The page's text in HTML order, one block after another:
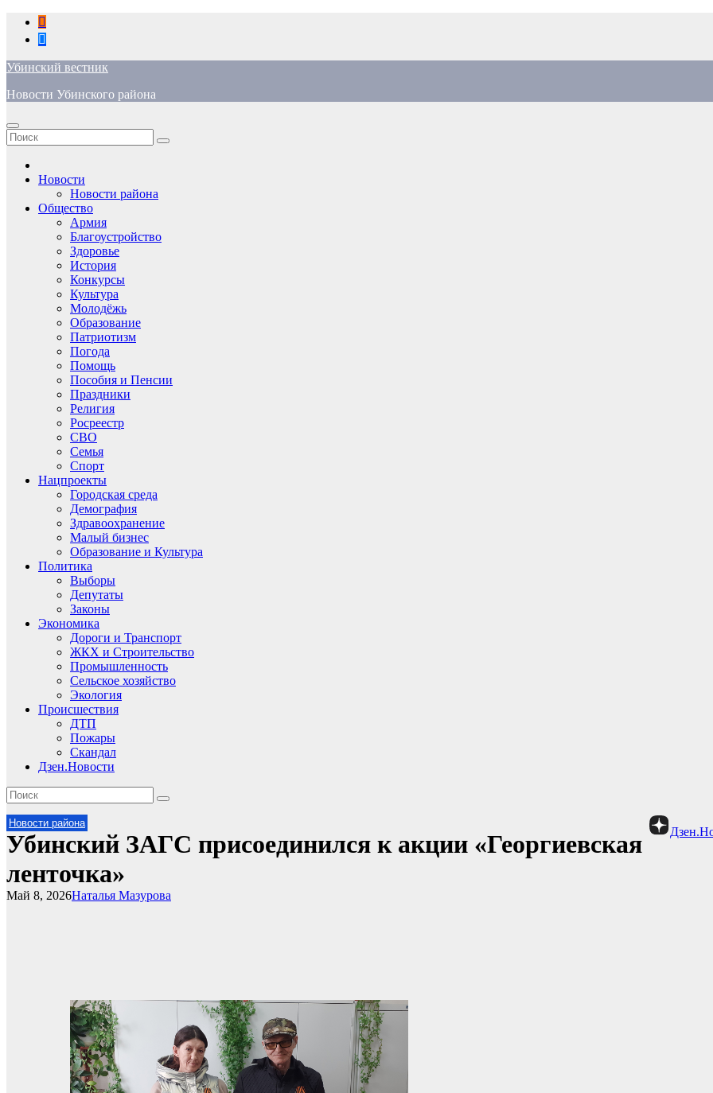
Перейти
содержимому
Убинский вестник
Новости Убинского района
Новости
Новости района
Общество
Армия
Благоустройство
Здоровье
История
Конкурсы
Культура
Молодёжь
Образование
Патриотизм
Погода
Помощь
Пособия и Пенсии
Праздники
Религия
Росреестр
СВО
Семья
Спорт
Нацпроекты
Городская среда
Демография
Здравоохранение
Малый бизнес
Образование и Культура
Политика
Выборы
Депутаты
Законы
Экономика
Дороги и Транспорт
ЖКХ и Строительство
Промышленность
Сельское хозяйство
Экология
Происшествия
ДТП
Пожары
Скандал
Дзен.Новости
Новости района
Убинский ЗАГС присоединился к акции «Георгиевская
ленточка»
Наталья Мазурова
Май 8, 2026